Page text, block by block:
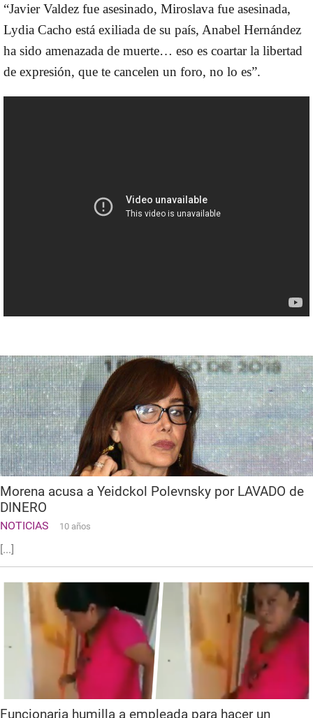
“Javier Valdez fue asesinado, Miroslava fue asesinada,
Lydia Cacho está exiliada de su país, Anabel Hernández
ha sido amenazada de muerte… eso es coartar la libertad
de expresión, que te cancelen un foro, no lo es”.
Morena acusa a Yeidckol Polevnsky por LAVADO de
DINERO
NOTICIAS 10 años
[...]
Funcionaria humilla a empleada para hacer un